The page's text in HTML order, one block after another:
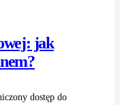
jak
dostęp do